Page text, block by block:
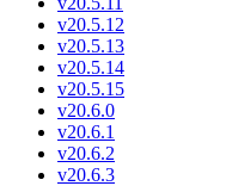
v20.5.12
v20.5.13
v20.5.14
v20.5.15
v20.6.0
v20.6.1
v20.6.2
v20.6.3